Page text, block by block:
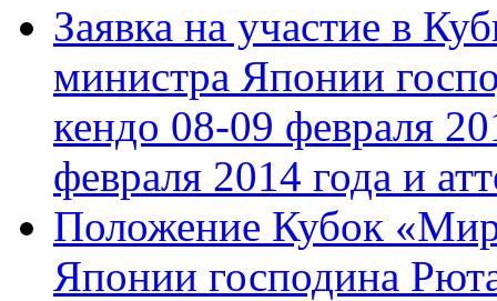
Заявка на участие в
министра Японии
кендо 08-09 февраля
февраля 2014 года и
Положение Кубок
Японии господина